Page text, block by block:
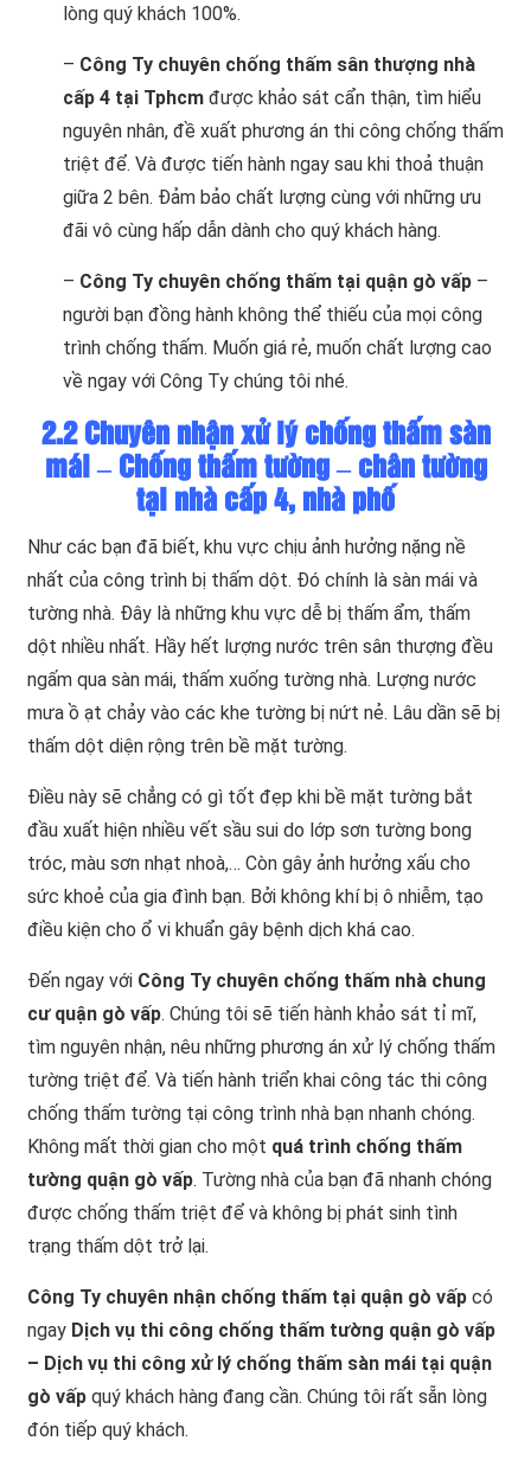
lòng quý khách 100%.
– Công Ty chuyên chống thấm sân thượng nhà
cấp 4 tại Tphcm được khảo sát cẩn thận, tìm hiểu
nguyên nhân, đề xuất phương án thi công chống thấm
triệt để. Và được tiến hành ngay sau khi thoả thuận
giữa 2 bên. Đảm bảo chất lượng cùng với những ưu
đãi vô cùng hấp dẫn dành cho quý khách hàng.
– Công Ty chuyên chống thấm tại quận gò vấp –
người bạn đồng hành không thể thiếu của mọi công
trình chống thấm. Muốn giá rẻ, muốn chất lượng cao
về ngay với Công Ty chúng tôi nhé.
2.2 Chuyên nhận xử lý chống thấm sàn
mái – Chống thấm tường – chân tường
tại nhà cấp 4, nhà phố
Như các bạn đã biết, khu vực chịu ảnh hưởng nặng nề
nhất của công trình bị thấm dột. Đó chính là sàn mái và
tường nhà. Đây là những khu vực dễ bị thấm ẩm, thấm
dột nhiều nhất. Hầy hết lượng nước trên sân thượng đều
ngấm qua sàn mái, thấm xuống tường nhà. Lượng nước
mưa ồ ạt chảy vào các khe tường bị nứt nẻ. Lâu dần sẽ bị
thấm dột diện rộng trên bề mặt tường.
Điều này sẽ chẳng có gì tốt đẹp khi bề mặt tường bắt
đầu xuất hiện nhiều vết sầu sui do lớp sơn tường bong
tróc, màu sơn nhạt nhoà,… Còn gây ảnh hưởng xấu cho
sức khoẻ của gia đình bạn. Bởi không khí bị ô nhiễm, tạo
điều kiện cho ổ vi khuẩn gây bệnh dịch khá cao.
Đến ngay với Công Ty chuyên chống thấm nhà chung
cư quận gò vấp. Chúng tôi sẽ tiến hành khảo sát tỉ mĩ,
tìm nguyên nhận, nêu những phương án xử lý chống thấm
tường triệt để. Và tiến hành triển khai công tác thi công
chống thấm tường tại công trình nhà bạn nhanh chóng.
Không mất thời gian cho một quá trình chống thấm
tường quận gò vấp. Tường nhà của bạn đã nhanh chóng
được chống thấm triệt để và không bị phát sinh tình
trạng thấm dột trở lại.
Công Ty chuyên nhận chống thấm tại quận gò vấp có
ngay Dịch vụ thi công chống thấm tường quận gò vấp
– Dịch vụ thi công xử lý chống thấm sàn mái tại quận
gò vấp quý khách hàng đang cần. Chúng tôi rất sẵn lòng
đón tiếp quý khách.